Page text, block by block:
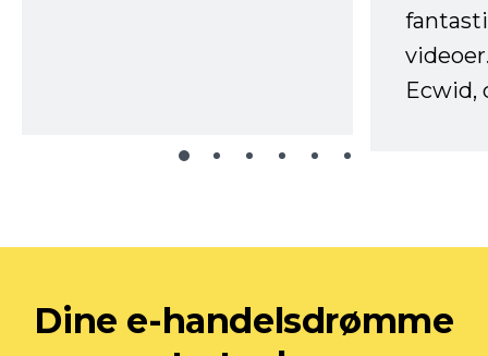
Ecwid,
Dine e-handelsdrømme